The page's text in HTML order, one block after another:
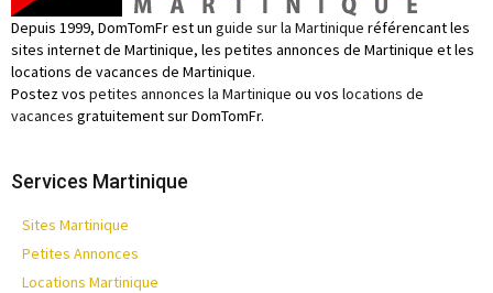
Depuis 1999, DomTomFr est un guide sur la Martinique référencant les
sites internet de Martinique, les petites annonces de Martinique et les
locations de vacances de Martinique.
Postez vos petites annonces la Martinique ou vos locations de
vacances gratuitement sur DomTomFr.
Services Martinique
Sites Martinique
Petites Annonces
Locations Martinique